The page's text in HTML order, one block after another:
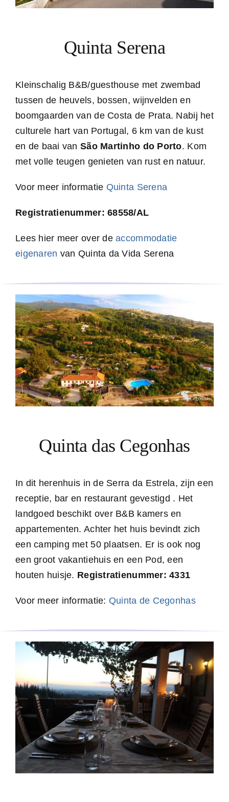
Quinta Serena
Kleinschalig B&B/guesthouse met zwembad
tussen de heuvels, bossen, wijnvelden en
boomgaarden van de Costa de Prata. Nabij het
culturele hart van Portugal, 6 km van de kust
en de baai vanSão Martinho do Porto. Kom
met volle teugen genieten van rust en natuur.
Voor meer informatie Quinta Serena
Registratienummer: 68558/AL
Lees hier meer over deaccommodatie
eigenaren van Quinta da Vida Serena
Quinta das Cegonhas
In dit herenhuis in de Serra da Estrela, zijn een
receptie, bar en restaurant gevestigd . Het
landgoed beschikt over B&B kamers en
appartementen. Achter het huis bevindt zich
een camping met 50 plaatsen. Er is ook nog
een groot vakantiehuis en een Pod, een
houten huisje. Registratienummer: 4331
Voor meer informatie: Quinta de Cegonhas